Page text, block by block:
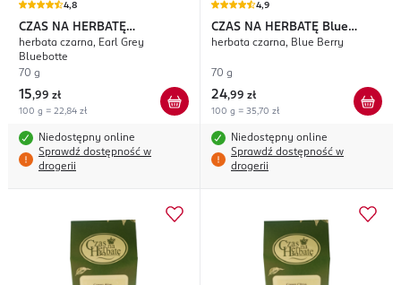
4,8
CZAS NA HERBATĘ
Bluebottle
herbata czarna, Earl Grey
Bluebotte
70 g
15,99 zł
100 g = 22,84 zł
Niedostępny online
Sprawdź dostępność w
drogerii
4,9
CZAS NA HERBATĘ Blue
Berry
herbata czarna, Blue Berry
70 g
24,99 zł
100 g = 35,70 zł
Niedostępny online
Sprawdź dostępność w
drogerii